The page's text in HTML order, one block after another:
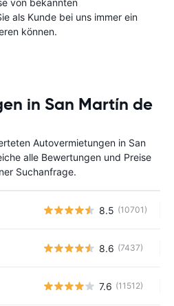
von bekannten
als Kunde bei uns immer ein
können.
in San Martín de
Autovermietungen in San
alle Bewertungen und Preise
Suchanfrage.
8.5 (10701)
8.6 (7437)
7.6 (11512)